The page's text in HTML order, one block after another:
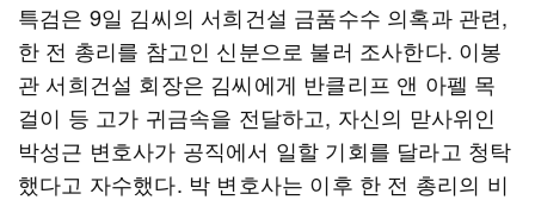
특검은 9일 김씨의 서희건설 금품수수 의혹과 관련,
한 전 총리를 참고인 신분으로 불러 조사한다. 이봉
관 서희건설 회장은 김씨에게 반클리프 앤 아펠 목
걸이 등 고가 귀금속을 전달하고, 자신의 맏사위인
박성근 변호사가 공직에서 일할 기회를 달라고 청탁
했다고 자수했다. 박 변호사는 이후 한 전 총리의 비